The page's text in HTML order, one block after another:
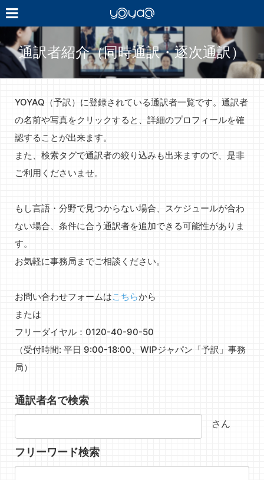
YOYAQ（予
訳）
通訳者紹介（同時通訳・逐次通訳）
YOYAQ（予訳）に登録されている通訳者一覧です。通訳者
の名前や写真をクリックすると、詳細のプロフィールを確
認することが出来ます。
また、検索タグで通訳者の絞り込みも出来ますので、是非
ご利用くださいませ。
もし言語・分野で見つからない場合、スケジュールが合わ
ない場合、条件に合う通訳者を追加できる可能性がありま
す。
お気軽に事務局までご相談ください。
お問い合わせフォームはこちらから
または
フリーダイヤル：0120-40-90-50
（受付時間: 平日 9:00-18:00、WIPジャパン「予訳」事務
局）
通訳者名で検索
さん
フリーワード検索